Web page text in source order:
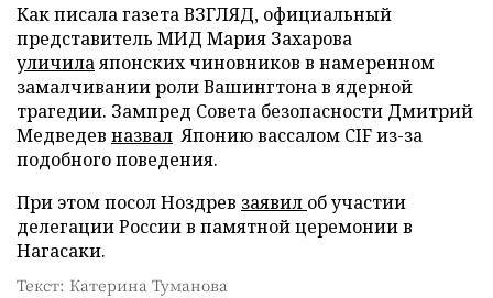
Как писала газета ВЗГЛЯД, официальный
представитель МИД Мария Захарова
уличилаяпонских чиновников в намеренном
замалчивании роли Вашингтона в ядерной
трагедии. Зампред Совета безопасности Дмитрий
Медведев назвал Японию вассалом CIF из-за
подобного поведения.
При этом посол Ноздрев заявил об участии
делегации России в памятной церемонии в
Нагасаки.
Текст: Катерина Туманова